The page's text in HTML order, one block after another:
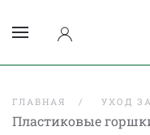
ГЛАВНАЯ УХОД
Пластиковые